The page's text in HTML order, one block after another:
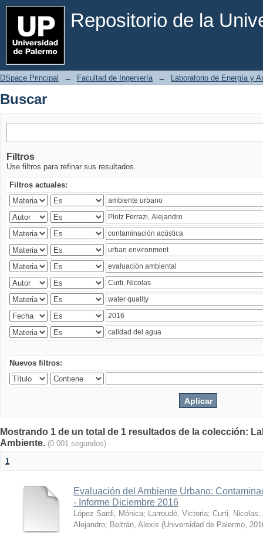
Repositorio de la
Buscar
DSpace Principal → Facultad de Ingeniería → Laboratorio de Energía y
Buscar
Filtros
Use filtros para refinar sus resultados.
Filtros actuales:
Nuevos filtros:
Mostrando 1 de un total de 1 resultados de la colección:
Ambiente. (0.001 segundos)
1
Evaluación del Ambiente Urbano:
- Informe Diciembre 2016
López Sardi, Mónica; Larroudé, Victoria; Curti, Nicolas;
Alejandro; Beltrán, Alexis (Universidad de Palermo,